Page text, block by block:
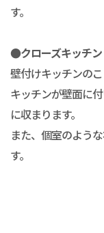
す。
●クローズキッチン
壁付けキッチンの
キッチンが壁面に
に収まります。
また、個室のよう
す。